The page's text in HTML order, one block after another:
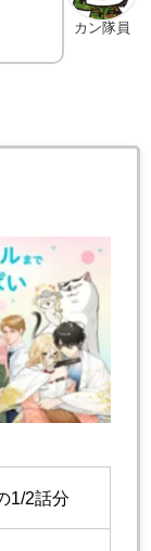
カン隊員
1/2話分